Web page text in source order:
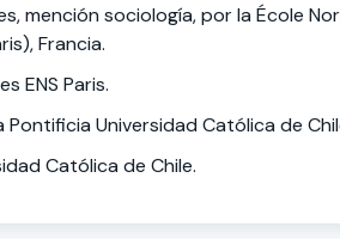
mención sociología, por la École
Francia.
ENS Paris.
Universidad Católica de
Católica de Chile.